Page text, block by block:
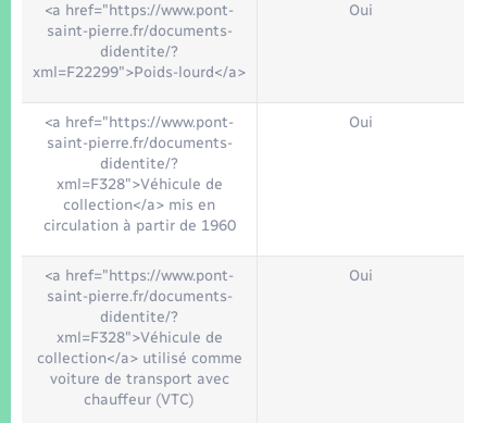
<a href="https://www.pont-
saint-pierre.fr/documents-
didentite/?
xml=F22299">Poids-lourd</a>
Oui
<a href="https://www.pont-
saint-pierre.fr/documents-
didentite/?
xml=F328">Véhicule de
collection</a> mis en
circulation à partir de 1960
Oui
<a href="https://www.pont-
saint-pierre.fr/documents-
didentite/?
xml=F328">Véhicule de
collection</a> utilisé comme
voiture de transport avec
chauffeur (VTC)
Oui